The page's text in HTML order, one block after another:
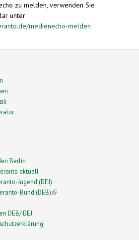
zu melden, verwenden Sie
unter
medienecho-melden
Berlin
aktuell
Jugend (DEJ)
Bund (DEB)(link is external)
DEB/ DEJ